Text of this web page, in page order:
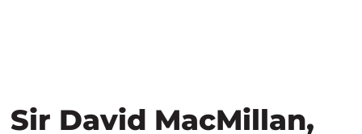
Sir David MacMillan,